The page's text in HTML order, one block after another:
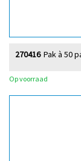
Pak à 50
270416
Op voorraad